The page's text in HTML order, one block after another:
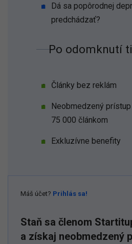
Dá sa popôrodnej
predchádzať?
Po odomknutí
Články bez reklám
Neobmedzený
75 000 článkom
Exkluzívne benefity
Máš účet? Prihlás sa!
Staň sa členom
a získaj neobmedzený